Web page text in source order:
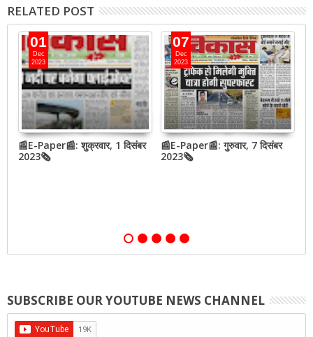
RELATED POST
01
Dec
2023
📰E-Paper📰: शुक्रवार, 1 दिसंबर
2023🗞
07
Dec
2023
📰E-Paper📰: गुरुवार, 7 दिसंबर
2023🗞
SUBSCRIBE OUR YOUTUBE NEWS CHANNEL